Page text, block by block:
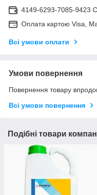
4149-6293-7085-9423
Оплата картою Visa,
Всі умови оплати
Умови повернення
Повернення товару
Всі умови повернення
Подібні товари